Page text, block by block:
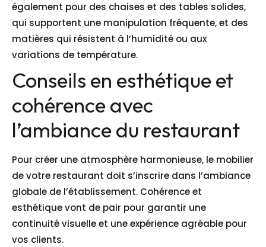
également pour des chaises et des tables solides,
qui supportent une manipulation fréquente, et des
matières qui résistent à l’humidité ou aux
variations de température.
Conseils en esthétique et
cohérence avec
l’ambiance du restaurant
Pour créer une atmosphère harmonieuse, le mobilier
de votre restaurant doit s’inscrire dans l’ambiance
globale de l’établissement. Cohérence et
esthétique vont de pair pour garantir une
continuité visuelle et une expérience agréable pour
vos clients.